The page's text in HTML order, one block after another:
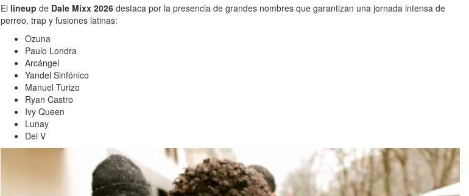
El lineup de Dale Mixx 2026 destaca por la presencia de grandes nombres que garantizan una jornada intensa de
perreo, trap y fusiones latinas:
Ozuna
Paulo Londra
Arcángel
Yandel Sinfónico
Manuel Turizo
Ryan Castro
Ivy Queen
Lunay
Dei V